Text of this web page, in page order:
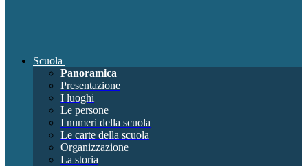
Scuola
Panoramica
Presentazione
I luoghi
Le persone
I numeri della scuola
Le carte della scuola
Organizzazione
La storia